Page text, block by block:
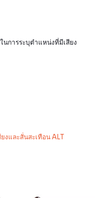
การระบุตำแหน่งที่มีเสียง
งและสั่นสะเทือน ALT